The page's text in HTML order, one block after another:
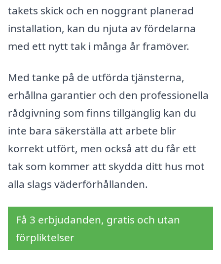
takets skick och en noggrant planerad
installation, kan du njuta av fördelarna
med ett nytt tak i många år framöver.
Med tanke på de utförda tjänsterna,
erhållna garantier och den professionella
rådgivning som finns tillgänglig kan du
inte bara säkerställa att arbete blir
korrekt utfört, men också att du får ett
tak som kommer att skydda ditt hus mot
alla slags väderförhållanden.
Få 3 erbjudanden, gratis och utan
förpliktelser